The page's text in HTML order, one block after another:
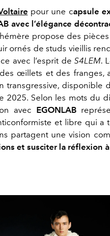
pour une capsule
avec l’élégance
propose des pièces
ornés de studs vieillis
avec l’esprit deS4LEM.
œillets et des franges,
disponible
2025. Selon les mots du
avec EGONLAB
et libre qui a
partagent une vision
et susciter la réflexion